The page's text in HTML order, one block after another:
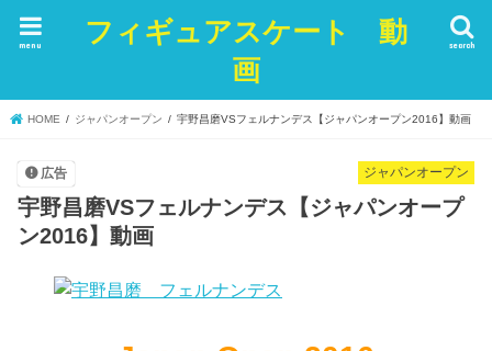
フィギュアスケート 動
画
search
menu
HOME ジャパンオープン 宇野昌磨VSフェルナンデス【ジャパンオープン2016】動画
ジャパンオープン
広告
宇野昌磨VSフェルナンデス【ジャパンオープ
ン2016】動画